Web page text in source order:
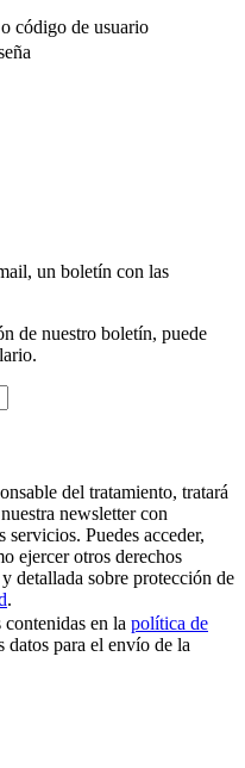
código de usuario
un boletín con las
de nuestro boletín, puede
del tratamiento, tratará
newsletter con
servicios. Puedes acceder,
ejercer otros derechos
detallada sobre protección de
.
en la política de
datos para el envío de la